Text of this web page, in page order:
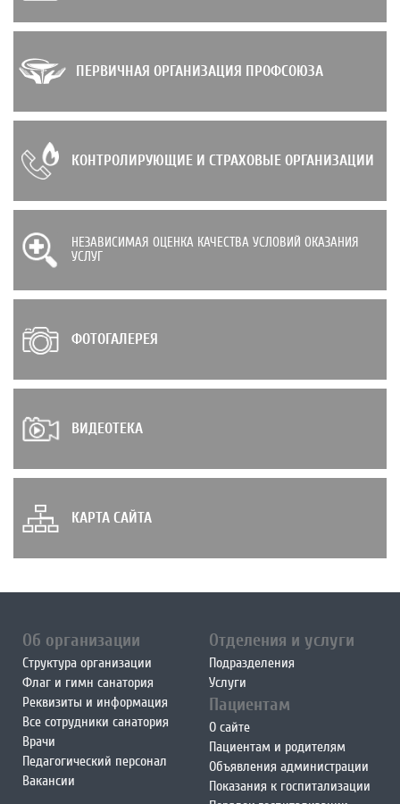
ПЕРВИЧНАЯ ОРГАНИЗАЦИЯ ПРОФСОЮЗА
КОНТРОЛИРУЮЩИЕ И СТРАХОВЫЕ ОРГАНИЗАЦИИ
НЕЗАВИСИМАЯ ОЦЕНКА КАЧЕСТВА УСЛОВИЙ ОКАЗАНИЯ
УСЛУГ
ФОТОГАЛЕРЕЯ
ВИДЕОТЕКА
КАРТА САЙТА
Об организации
Структура организации
Флаг и гимн санатория
Реквизиты и информация
Все сотрудники санатория
Врачи
Педагогический персонал
Вакансии
Отделения и услуги
Подразделения
Услуги
Пациентам
О сайте
Пациентам и родителям
Объявления администрации
Показания к госпитализации